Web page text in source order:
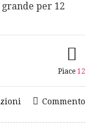
per 12
Piace 12
Commento